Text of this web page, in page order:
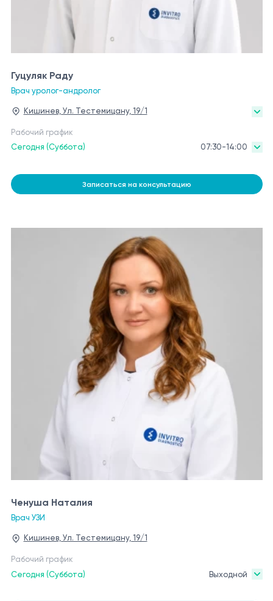
Гуцуляк Раду
Врач уролог-андролог
Кишинев, Ул. Тестемицану, 19/1
Рабочий график
Сегодня (Суббота)
07:30-14:00
Записаться на консультацию
Ченуша Наталия
Врач УЗИ
Кишинев, Ул. Тестемицану, 19/1
Рабочий график
Сегодня (Суббота)
Выходной